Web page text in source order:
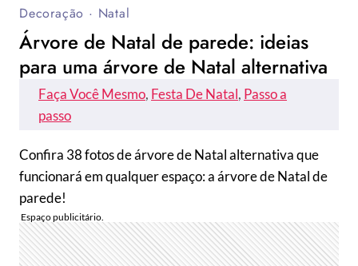
Decoração · Natal
Árvore de Natal de parede: ideias
para uma árvore de Natal alternativa
Faça Você Mesmo, Festa De Natal, Passo a
passo
Confira 38 fotos de árvore de Natal alternativa que
funcionará em qualquer espaço: a árvore de Natal de
parede!